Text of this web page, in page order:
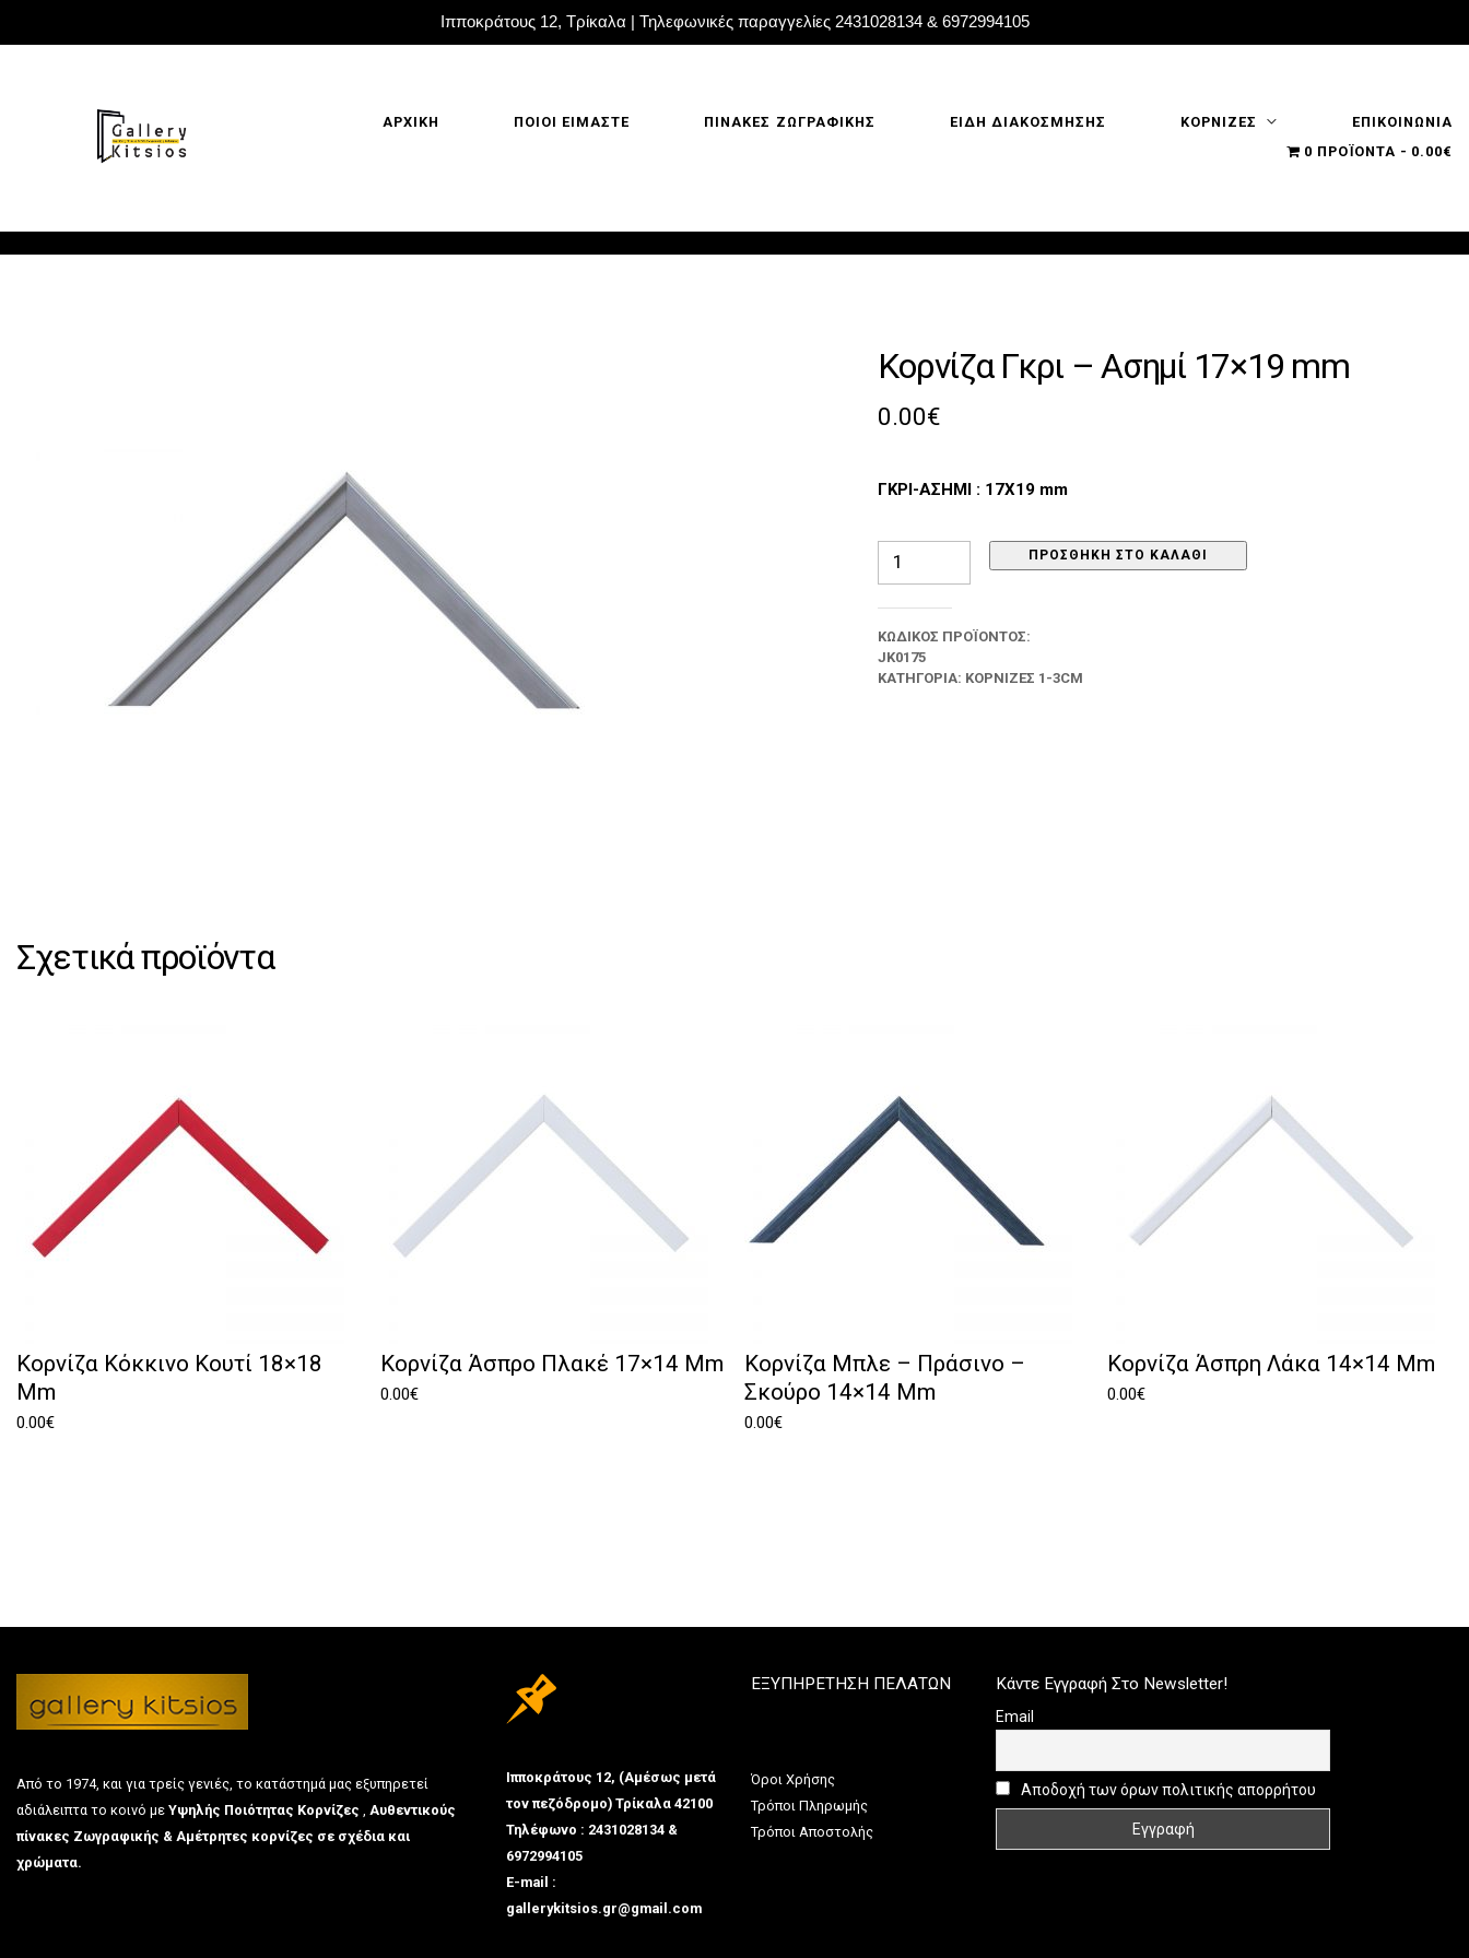
Ιπποκράτους 12, Τρίκαλα | Τηλεφωνικές παραγγελίες 2431028134 & 6972994105
ΑΡΧΙΚΗ ΠΟΙΟΙ ΕΙΜΑΣΤΕ ΠΙΝΑΚΕΣ ΖΩΓΡΑΦΙΚΗΣ ΕΙΔΗ ΔΙΑΚΟΣΜΗΣΗΣ ΚΟΡΝΙΖΕΣ
ΕΠΙΚΟΙΝΩΝΙΑ
0 ΠΡΟΪΌΝΤΑ
0.00€
Κορνίζα Γκρι – Ασημί 17×19 mm
0.00€
ΓΚΡΙ-ΑΣΗΜΙ : 17Χ19 mm
Κορνίζα
17x19
mm
ΠΡΟΣΘΉΚΗ ΣΤΟ ΚΑΛΆΘΙ
ΚΩΔΙΚΌΣ ΠΡΟΪΌΝΤΟΣ:
JK0175
ΚΑΤΗΓΟΡΊΑ: ΚΟΡΝΊΖΕΣ 1-3CM
Σχετικά προϊόντα
Κορνίζα Κόκκινο Κουτί 18×18
Mm
0.00€
Κορνίζα Άσπρο Πλακέ 17×14 Mm
0.00€
Κορνίζα Μπλε – Πράσινο –
Σκούρο 14×14 Mm
0.00€
Κορνίζα Άσπρη Λάκα 14×14 Mm
0.00€
Από το 1974, και για τρείς γενιές, το κατάστημά μας εξυπηρετεί
αδιάλειπτα το κοινό με Υψηλής Ποιότητας Κορνίζες
Αυθεντικούς
πίνακες Ζωγραφικής & Αμέτρητες κορνίζες σε σχέδια και
χρώματα.
Ιπποκράτους 12, (Αμέσως μετά
τον πεζόδρομο) Τρίκαλα 42100
Τηλέφωνο : 2431028134 &
6972994105
E-mail :
gallerykitsios.gr@gmail.com
ΕΞΥΠΗΡΕΤΗΣΗ ΠΕΛΑΤΩΝ
Όροι Χρήσης
Τρόποι Πληρωμής
Τρόποι Αποστολής
Κάντε Εγγραφή Στο Newsletter!
Email
Αποδοχή των όρων πολιτικής απορρήτου